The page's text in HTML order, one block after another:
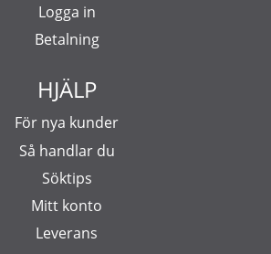
Logga in
Betalning
HJÄLP
För nya kunder
Så handlar du
Söktips
Mitt konto
Leverans